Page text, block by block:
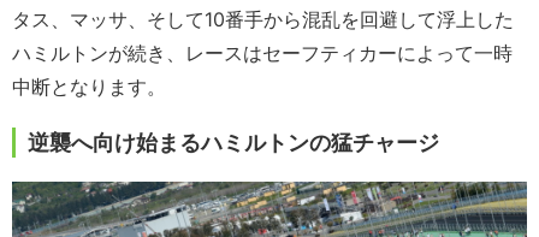
タス、マッサ、そして10番手から混乱を回避して浮上した
ハミルトンが続き、レースはセーフティカーによって一時
中断となります。
逆襲へ向け始まるハミルトンの猛チャージ